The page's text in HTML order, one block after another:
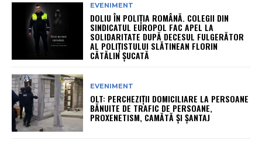
EVENIMENT
DOLIU ÎN POLIȚIA ROMÂNĂ. COLEGII DIN
SINDICATUL EUROPOL FAC APEL LA
SOLIDARITATE DUPĂ DECESUL FULGERĂTOR
AL POLIȚISTULUI SLĂTINEAN FLORIN
CĂTĂLIN ȘUCATĂ
EVENIMENT
OLT: PERCHEZIŢII DOMICILIARE LA PERSOANE
BĂNUITE DE TRAFIC DE PERSOANE,
PROXENETISM, CAMĂTĂ ŞI ŞANTAJ